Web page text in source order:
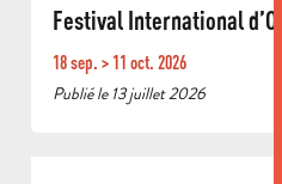
Festival International
18 sep. > 11 oct. 2026
Publié le 13 juillet 2026